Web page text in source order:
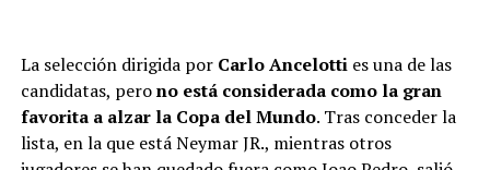
La selección dirigida por Carlo Ancelotties una de las
candidatas, perono está considerada como la gran
favorita a alzar la Copa del Mundo. Tras conceder la
lista, en la que está Neymar JR., mientras otros